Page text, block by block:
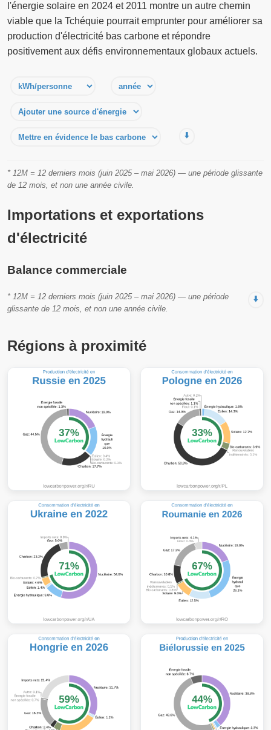
l'énergie solaire en 2024 et 2011 montre un autre chemin
viable que la Tchéquie pourrait emprunter pour améliorer sa
production d'électricité bas carbone et répondre
positivement aux défis environnementaux globaux actuels.
⬇️
* 12M = 12 derniers mois (juin 2025 – mai 2026) — une période glissante
de 12 mois, et non une année civile.
Importations et exportations
d'électricité
Balance commerciale
⬇️
* 12M = 12 derniers mois (juin 2025 – mai 2026) — une période
glissante de 12 mois, et non une année civile.
Régions à proximité